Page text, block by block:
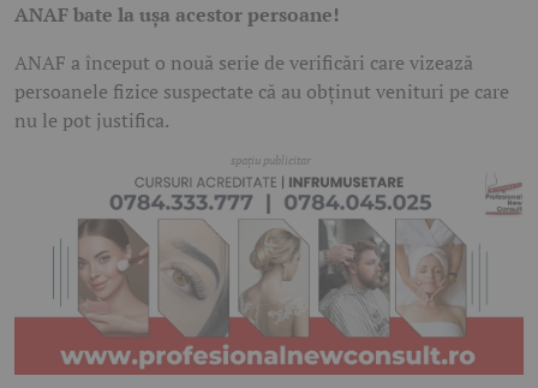
ANAF bate la ușa acestor persoane!
ANAF a început o nouă serie de verificări care vizează
persoanele fizice suspectate că au obținut venituri pe care
nu le pot justifica.